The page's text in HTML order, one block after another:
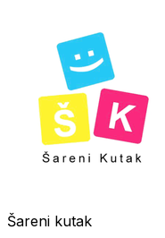
Šareni kutak